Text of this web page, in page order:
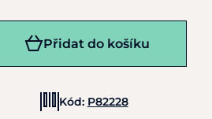
Přidat do košíku
Kód: P82228